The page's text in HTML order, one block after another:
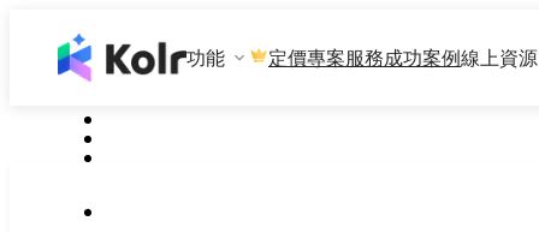
功能 定價專案服務成功案例線上資源